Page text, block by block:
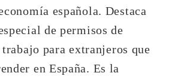
española. Destaca
de permisos de
para extranjeros que
en España. Es la